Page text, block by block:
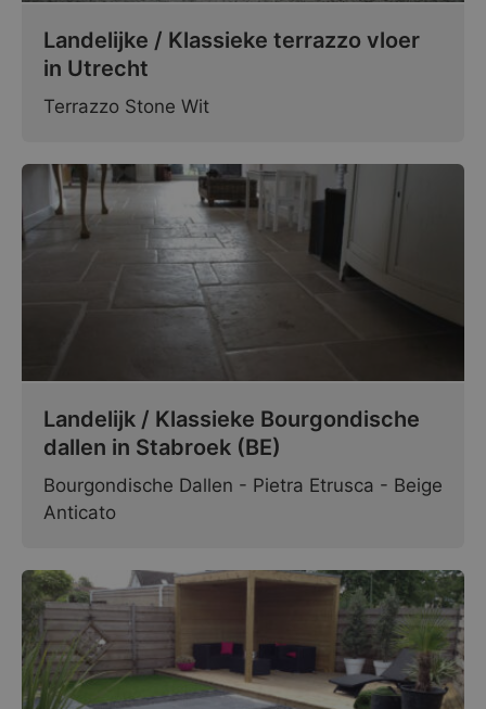
Landelijke / Klassieke terrazzo vloer
in Utrecht
Terrazzo Stone Wit
Landelijk / Klassieke Bourgondische
dallen in Stabroek (BE)
Bourgondische Dallen - Pietra Etrusca - Beige
Anticato